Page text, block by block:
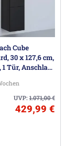
19 mm
50169 Kerpen
Cube
30 x 127,6 cm,
1 Tür, Anschlag
UVP:1.071,00€
429,99 €